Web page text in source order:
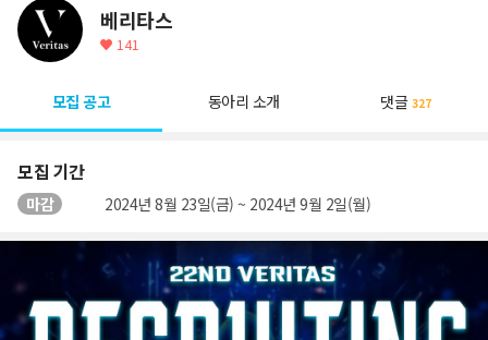
베리타스
141
모집 공고 동아리 소개 댓글 327
모집 기간
마감 2024년 8월 23일(금) ~ 2024년 9월 2일(월)